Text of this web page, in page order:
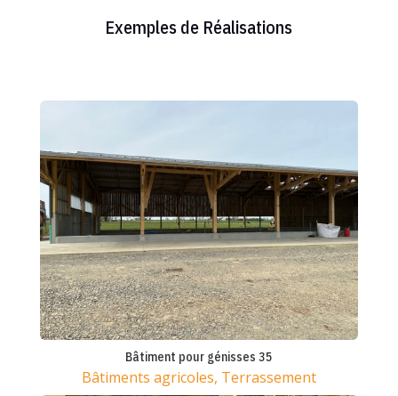
Exemples de Réalisations
Bâtiment pour génisses 35
Bâtiments agricoles, Terrassement